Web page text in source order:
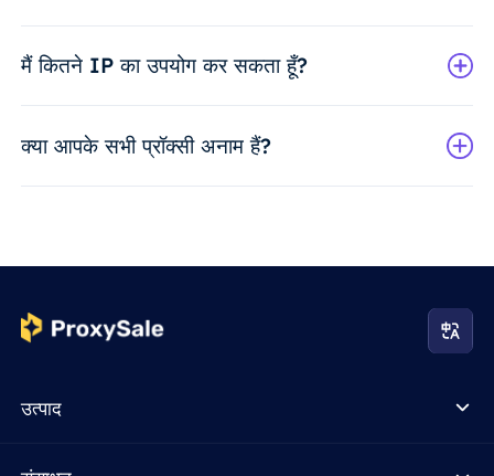
मैं कितने IP का उपयोग कर सकता हूँ?
क्या आपके सभी प्रॉक्सी अनाम हैं?
उत्पाद